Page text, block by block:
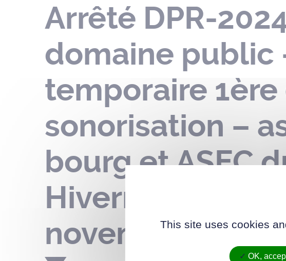
Arrêté DPR-
domaine public
temporaire
sonorisation –
bourg et ASEC
Hivernales
novembre 2024
This site uses cookies
OK,